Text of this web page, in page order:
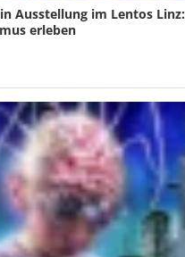
Ausstellung im Lentos Linz:
erleben